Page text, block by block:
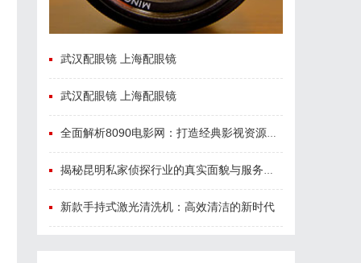
武汉配眼镜 上海配眼镜
武汉配眼镜 上海配眼镜
全面解析8090电影网：打造经典影视资源一站式平台
揭秘昆明私家侦探行业的真实面貌与服务价值
新款手持式激光清洗机：高效清洁的新时代